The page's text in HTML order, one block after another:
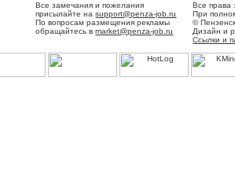
Все замечания и пожелания
присылайте наsupport@penza-job.ru
По вопросам размещения рекламы
обращайтесь вmarket@penza-job.ru
Все права
При
©
Дизайн и
Ссылки и